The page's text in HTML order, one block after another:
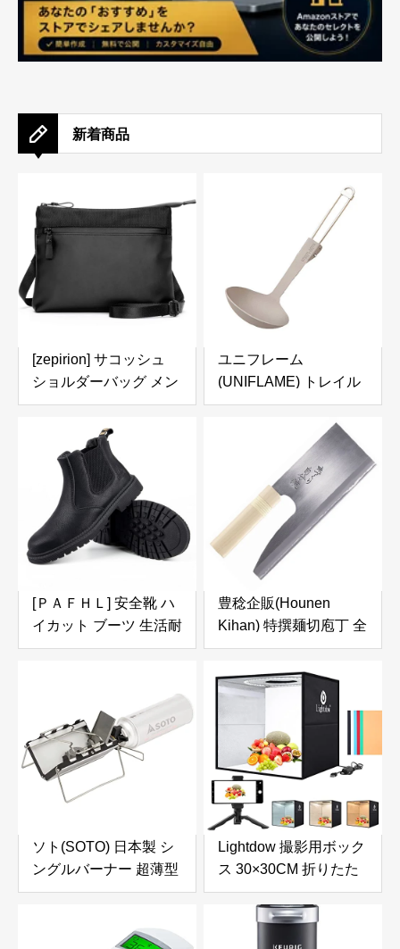
新着商品
[zepirion] サコッシュ
ショルダーバッグ メン
ズ 防水 薄型 軽量 肩掛
け バック 小物ポーチ
撥水 City Sacoche
ユニフレーム
(UNIFLAME) トレイル
レードルTi 668177
[ＰＡＦＨＬ] 安全靴 ハ
イカット ブーツ 生活耐
水 作業靴 鋼先芯 メン
護 セーフティーブーツ
あんぜん靴 ワークブー
ツ 耐熱 耐滑 耐油 通気
滑り止 男女兼用
(631,black,29)
豊稔企販(Hounen
Kihan) 特撰麺切庖丁 全
鋼 240mm A-1052
ソト(SOTO) 日本製 シ
ングルバーナー 超薄型
(厚さ2.5cm) 収納ケー
ーリング Gストーブ
Lightdow 撮影用ボック
ス 30×30CM 折りたた
み 撮影ブース 6色背景
紙付き 小型 撮影ボック